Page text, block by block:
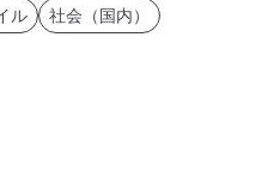
ル
社会（国内）